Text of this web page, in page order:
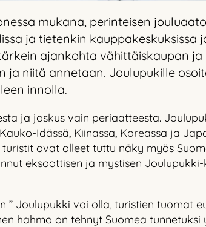
mukana, perinteisen
ja tietenkin kauppakeskuksissa
ajankohta vähittäiskaupan ja
ja niitä annetaan. Joulupukille
innolla.
ja joskus vain periaatteesta.
Idässä, Kiinassa, Koreassa ja
ovat olleet tuttu näky myös
eksoottisen ja mystisen
” Joulupukki voi olla, turistien tuomat
hahmo on tehnyt Suomea tunnetuksi